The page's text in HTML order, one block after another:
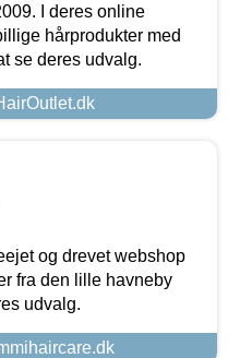
I deres online
hårprodukter med
se deres udvalg.
og drevet webshop
fra den lille havneby
udvalg.